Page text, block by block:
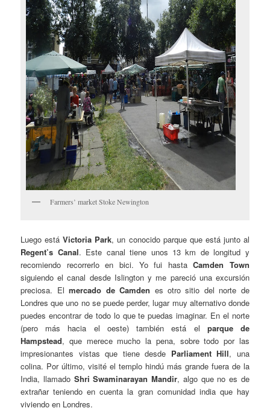
Farmers’ market Stoke Newington
Luego estáVictoria Park, un conocido parque que está junto al
Regent’s Canal. Este canal tiene unos 13 km de longitud y
recomiendo recorrerlo en bici. Yo fui hastaCamden Town
siguiendo el canal desde Islington y me pareció una excursión
preciosa. Elmercado de Camden es otro sitio del norte de
Londres que uno no se puede perder, lugar muy alternativo donde
puedes encontrar de todo lo que te puedas imaginar. En el norte
(pero más hacia el oeste) también está el parque de
Hampstead, que merece mucho la pena, sobre todo por las
impresionantes vistas que tiene desde Parliament Hill, una
colina. Por último, visité el templo hindú más grande fuera de la
India, llamado Shri Swaminarayan Mandir, algo que no es de
extrañar teniendo en cuenta la gran comunidad india que hay
viviendo en Londres.